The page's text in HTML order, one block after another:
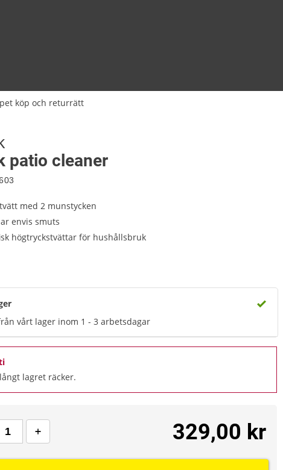
köp och returrätt
patio cleaner
med 2 munstycken
envis smuts
högtryckstvättar för hushållsbruk
vårt lager inom 1 - 3 arbetsdagar
lagret räcker.
329,00 kr